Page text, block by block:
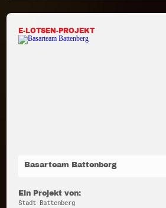
E-LOTSEN-PROJEKT
Basarteam Battenberg
Ein Projekt von:
Stadt Battenberg